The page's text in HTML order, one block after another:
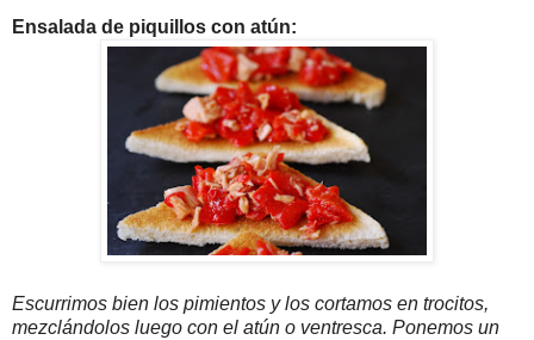
Ensalada de piquillos con atún:
Escurrimos bien los pimientos y los cortamos en trocitos,
mezclándolos luego con el atún o ventresca. Ponemos un